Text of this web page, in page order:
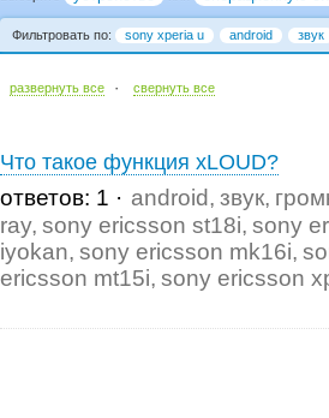
Фильтровать по: sony xperia u android звук
развернуть все · cвернуть все
Что такое функция xLOUD?
ответов: 1 android звук
ray sony ericsson st18i sony
iyokan sony ericsson mk16i
ericsson mt15i sony ericsson